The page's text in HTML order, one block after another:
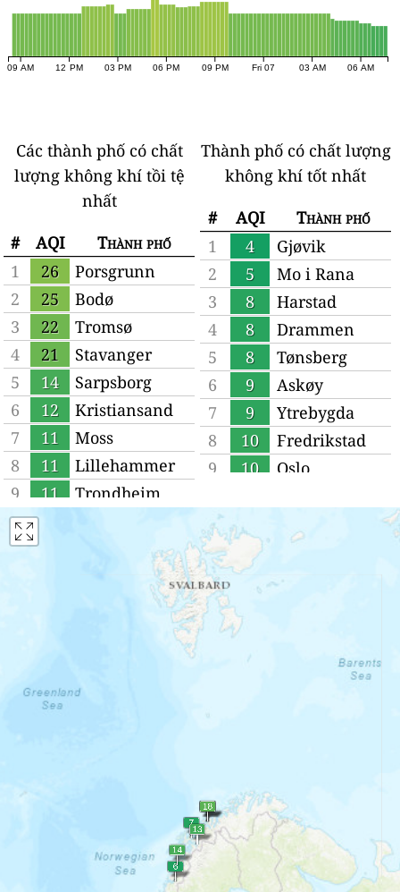
09 AM 12 PM 03 PM 06 PM 09 PM Fri 07 03 AM 06 AM
Các thành phố có chất
lượng không khí tồi tệ
nhất
#
AQI
Thành phố
1
26
Porsgrunn
2
25
Bodø
3
22
Tromsø
4
21
Stavanger
5
14
Sarpsborg
6
12
Kristiansand
7
11
Moss
8
11
Lillehammer
9
11
Trondheim
10
Thành phố có chất lượng
không khí tốt nhất
#
AQI
Thành phố
1
4
Gjøvik
2
5
Mo i Rana
3
8
Harstad
4
8
Drammen
5
8
Tønsberg
6
9
Askøy
7
9
Ytrebygda
8
10
Fredrikstad
9
10 Oslo